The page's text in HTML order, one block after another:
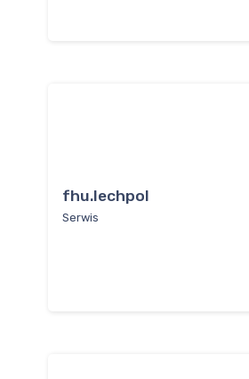
fhu.lechpol
Serwis